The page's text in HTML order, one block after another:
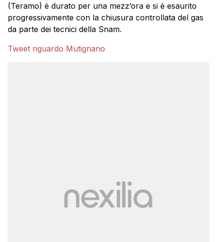
(Teramo) è durato per una mezz’ora e si è esaurito
progressivamente con la chiusura controllata del gas
da parte dei tecnici della Snam.
Tweet riguardo Mutignano